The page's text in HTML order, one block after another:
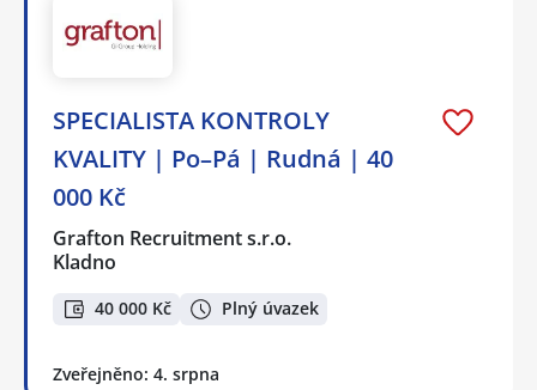
SPECIALISTA KONTROLY
KVALITY | Po–Pá | Rudná | 40
000 Kč
Grafton Recruitment s.r.o.
Kladno
40 000 Kč Plný úvazek
Zveřejněno: 4. srpna